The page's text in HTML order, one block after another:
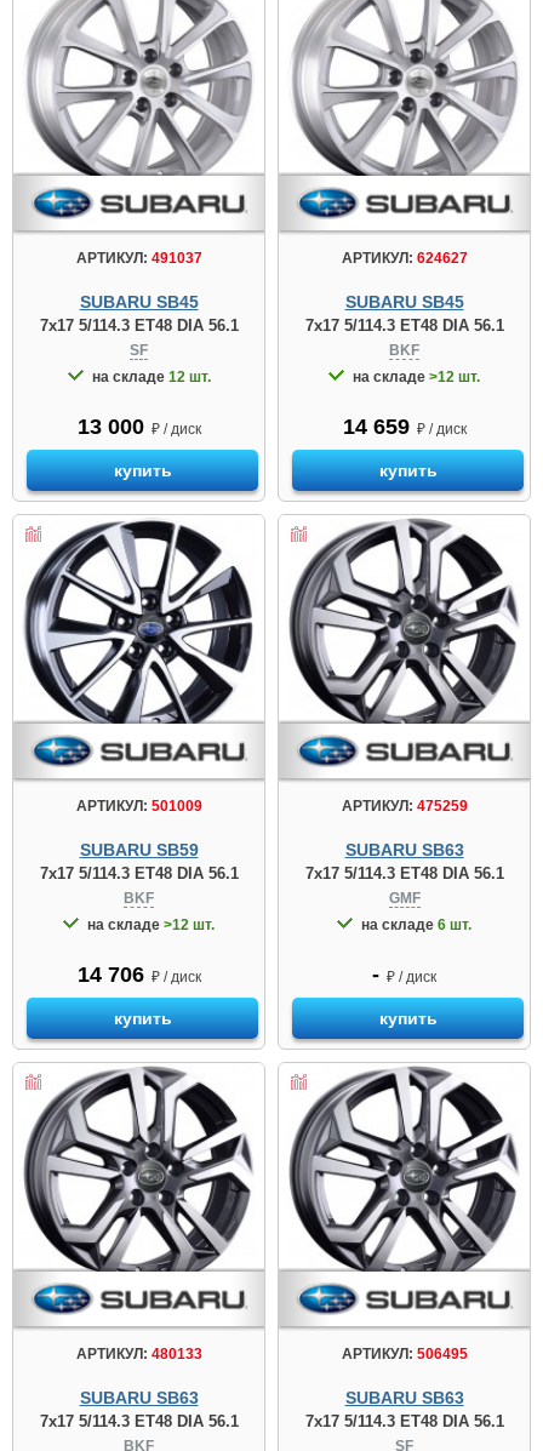
АРТИКУЛ: 491037
SUBARU SB45
7x17 5/114.3 ET48 DIA 56.1
SF
на складе 12 шт.
13 000 ₽ / диск
купить
АРТИКУЛ: 624627
SUBARU SB45
7x17 5/114.3 ET48 DIA 56.1
BKF
на складе >12 шт.
14 659 ₽ / диск
купить
АРТИКУЛ: 501009
SUBARU SB59
7x17 5/114.3 ET48 DIA 56.1
BKF
на складе >12 шт.
14 706 ₽ / диск
купить
АРТИКУЛ: 475259
SUBARU SB63
7x17 5/114.3 ET48 DIA 56.1
GMF
на складе 6 шт.
- ₽ / диск
купить
АРТИКУЛ: 480133
SUBARU SB63
7x17 5/114.3 ET48 DIA 56.1
BKF
АРТИКУЛ: 506495
SUBARU SB63
7x17 5/114.3 ET48 DIA 56.1
SF